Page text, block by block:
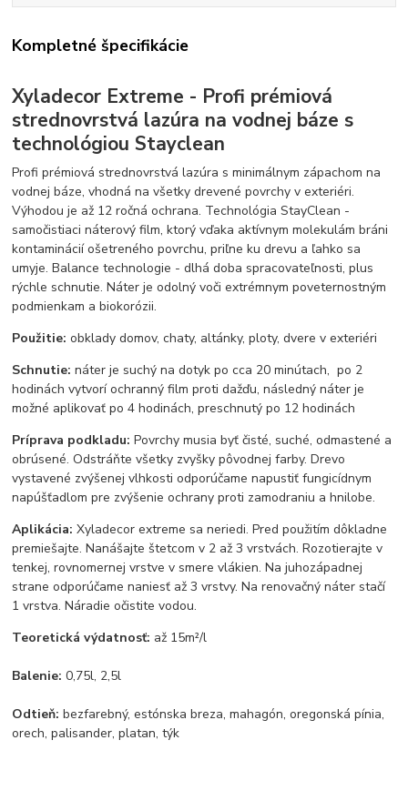
Kompletné špecifikácie
Xyladecor Extreme - Profi prémiová
strednovrstvá lazúra na vodnej báze s
technológiou Stayclean
Profi prémiová strednovrstvá lazúra s minimálnym zápachom na
vodnej báze, vhodná na všetky drevené povrchy v exteriéri.
Výhodou je až 12 ročná ochrana. Technológia StayClean -
samočistiaci náterový film, ktorý vďaka aktívnym molekulám bráni
kontaminácií ošetreného povrchu, priľne ku drevu a ľahko sa
umyje. Balance technologie - dlhá doba spracovateľnosti, plus
rýchle schnutie. Náter je odolný voči extrémnym poveternostným
podmienkam a biokorózii.
Použitie: obklady domov, chaty, altánky, ploty, dvere v exteriéri
Schnutie: náter je suchý na dotyk po cca 20 minútach, po 2
hodinách vytvorí ochranný film proti dažďu, následný náter je
možné aplikovať po 4 hodinách, preschnutý po 12 hodinách
Príprava podkladu:Povrchy musia byť čisté, suché, odmastené a
obrúsené. Odstráňte všetky zvyšky pôvodnej farby. Drevo
vystavené zvýšenej vlhkosti odporúčame napustiť fungicídnym
napúšťadlom pre zvýšenie ochrany proti zamodraniu a hnilobe.
Aplikácia:Xyladecor extreme sa neriedi. Pred použitím dôkladne
premiešajte. Nanášajte štetcom v 2 až 3 vrstvách. Rozotierajte v
tenkej, rovnomernej vrstve v smere vlákien. Na juhozápadnej
strane odporúčame naniesť až 3 vrstvy. Na renovačný náter stačí
1 vrstva. Náradie očistite vodou.
Teoretická výdatnosť: až 15m²/l
Balenie:0,75l, 2,5l
Odtieň:bezfarebný, estónska breza, mahagón, oregonská pínia,
orech, palisander, platan, týk